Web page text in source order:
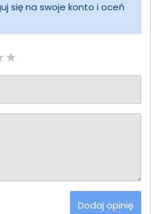
się na swoje konto i oceń
Dodaj opinię